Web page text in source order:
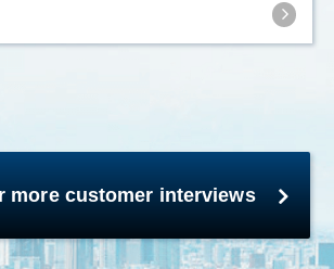
more customer interviews